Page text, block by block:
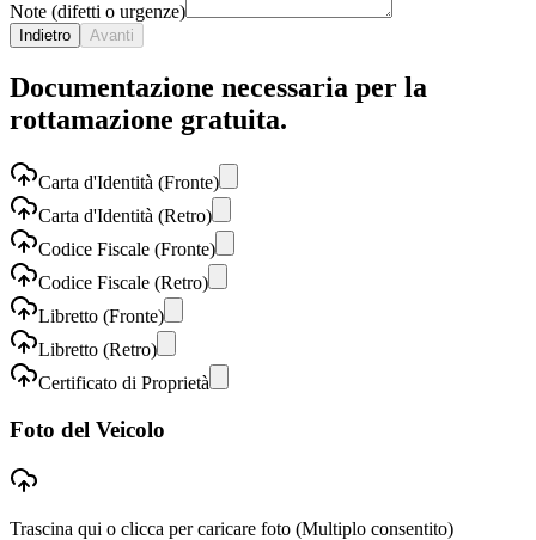
Note (difetti o urgenze)
Indietro Avanti
Documentazione necessaria per la
rottamazione gratuita.
Carta d'Identità (Fronte)
Carta d'Identità (Retro)
Codice Fiscale (Fronte)
Codice Fiscale (Retro)
Libretto (Fronte)
Libretto (Retro)
Certificato di Proprietà
Foto del Veicolo
Trascina qui o clicca per caricare foto (Multiplo consentito)